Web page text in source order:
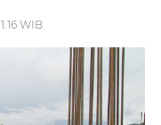
WIB